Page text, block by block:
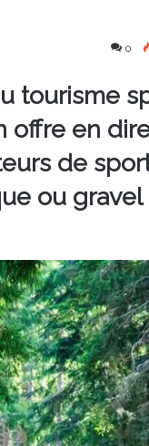
0
tourisme
offre en
de
ou